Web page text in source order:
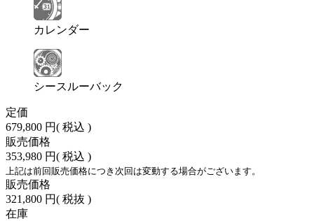
カレンダー
シースルーバック
定価
679,800 円( 税込 )
販売価格
353,980 円( 税込 )
上記は前回販売価格につき次回は変動する場合がございます。
販売価格
321,800 円( 税抜 )
在庫